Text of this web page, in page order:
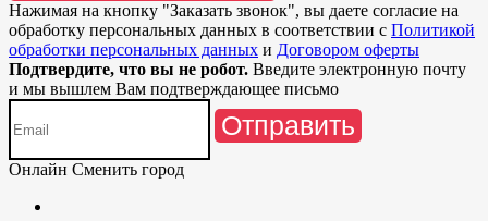
Нажимая на кнопку "Заказать звонок", вы даете согласие на
обработку персональных данных в соответствии с Политикой
обработки персональных данных и Договором оферты
Подтвердите, что вы не робот. Введите электронную почту
и мы вышлем Вам подтверждающее письмо
Отправить
Онлайн Сменить город